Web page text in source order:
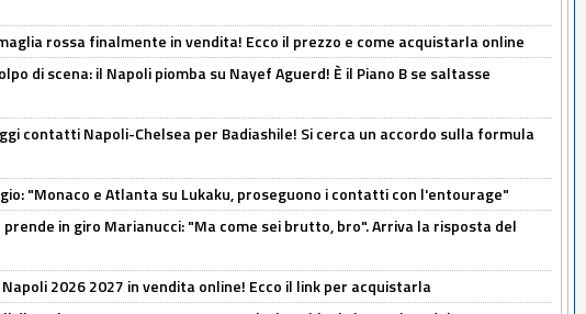
rossa finalmente in vendita! Ecco il prezzo e come acquistarla online
di scena: il Napoli piomba su Nayef Aguerd! È il Piano B se saltasse
contatti Napoli-Chelsea per Badiashile! Si cerca un accordo sulla formula
"Monaco e Atlanta su Lukaku, proseguono i contatti con l'entourage"
prende in giro Marianucci: "Ma come sei brutto, bro". Arriva la risposta del
2026 2027 in vendita online! Ecco il link per acquistarla